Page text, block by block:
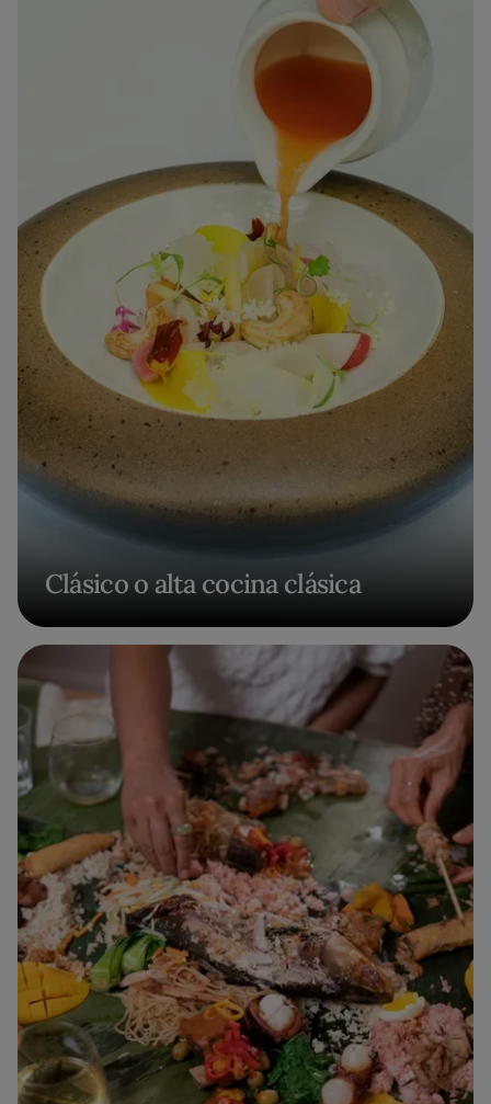
Clásico o alta cocina clásica